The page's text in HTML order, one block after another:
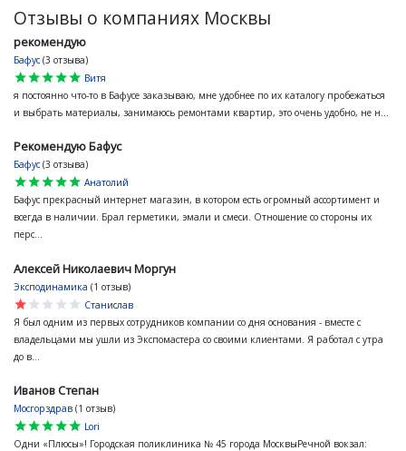
Отзывы о компаниях Москвы
рекомендую
Бафус (3 отзыва)
star
star
star
star
star
Витя
я постоянно что-то в Бафусе заказываю, мне удобнее по их каталогу пробежаться
и выбрать материалы, занимаюсь ремонтами квартир, это очень удобно, не н...
Рекомендую Бафус
Бафус (3 отзыва)
star
star
star
star
star
Анатолий
Бафус прекрасный интернет магазин, в котором есть огромный ассортимент и
всегда в наличии. Брал герметики, эмали и смеси. Отношение со стороны их
перс...
Алексей Николаевич Моргун
Эксподинамика (1 отзыв)
star
star
star
star
star
Станислав
Я был одним из первых сотрудников компании со дня основания - вместе с
владельцами мы ушли из Экспомастера со своими клиентами. Я работал с утра
до в...
Иванов Степан
Мосгорздрав (1 отзыв)
star
star
star
star
star
Lori
Одни «Плюсы»! Городская поликлиника № 45 города МосквыРечной вокзал: